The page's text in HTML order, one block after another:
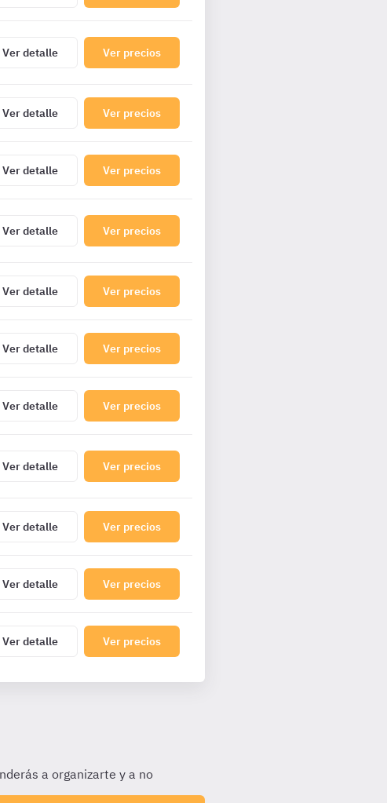
Ver detalle Ver precios
Ver detalle Ver precios
Ver detalle Ver precios
Ver detalle Ver precios
Ver detalle Ver precios
Ver detalle Ver precios
Ver detalle Ver precios
Ver detalle Ver precios
Ver detalle Ver precios
Ver detalle Ver precios
Ver detalle Ver precios
a organizarte y a no